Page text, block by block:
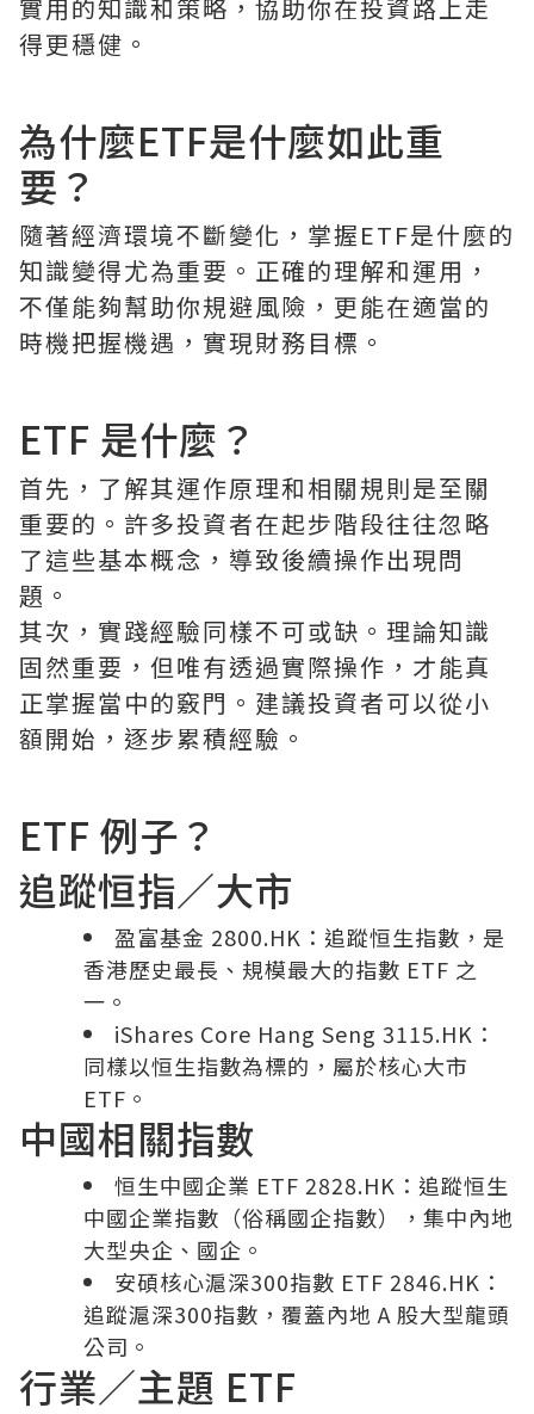
實用的知識和策略，協助你在投資路上走
得更穩健。
為什麼ETF是什麼如此重
要？
隨著經濟環境不斷變化，掌握ETF是什麼的
知識變得尤為重要。正確的理解和運用，
不僅能夠幫助你規避風險，更能在適當的
時機把握機遇，實現財務目標。
ETF 是什麼？
首先，了解其運作原理和相關規則是至關
重要的。許多投資者在起步階段往往忽略
了這些基本概念，導致後續操作出現問
題。
其次，實踐經驗同樣不可或缺。理論知識
固然重要，但唯有透過實際操作，才能真
正掌握當中的竅門。建議投資者可以從小
額開始，逐步累積經驗。
ETF 例子？
追蹤恒指／大市
盈富基金 2800.HK：追蹤恒生指數，是
香港歷史最長、規模最大的指數 ETF 之
一。
iShares Core Hang Seng 3115.HK：
同樣以恒生指數為標的，屬於核心大市
ETF。
中國相關指數
恒生中國企業 ETF 2828.HK：追蹤恒生
中國企業指數（俗稱國企指數），集中內地
大型央企、國企。
安碩核心滬深300指數 ETF 2846.HK：
追蹤滬深300指數，覆蓋內地 A 股大型龍頭
公司。
行業／主題 ETF